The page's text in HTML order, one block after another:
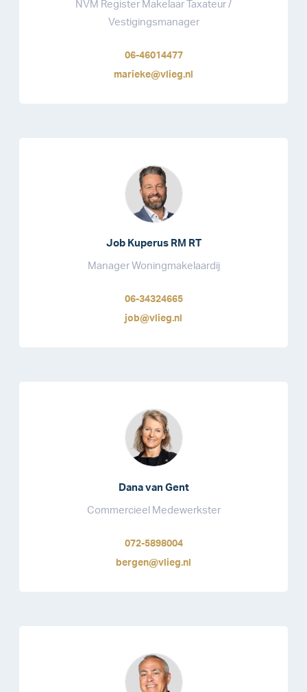
NVM Register Makelaar Taxateur /
Vestigingsmanager
06-46014477
marieke@vlieg.nl
Job Kuperus RM RT
Manager Woningmakelaardij
06-34324665
job@vlieg.nl
Dana van Gent
Commercieel Medewerkster
072-5898004
bergen@vlieg.nl